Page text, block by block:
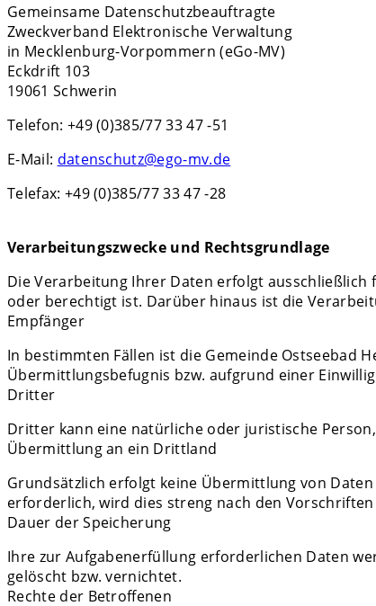
Gemeinsame Datenschutzbeauftragte
Zweckverband Elektronische Verwaltung
in Mecklenburg-Vorpommern (eGo-MV)
Eckdrift 103
19061 Schwerin
Telefon: +49 (0)385/77 33 47 -51
E-Mail: datenschutz@ego-mv.de
Telefax: +49 (0)385/77 33 47 -28
Verarbeitungszwecke und Rechtsgrundlage
Die Verarbeitung Ihrer Daten erfolgt
oder berechtigt ist. Darüber hinaus ist die
Empfänger
In bestimmten Fällen ist die Gemeinde
Übermittlungsbefugnis bzw. aufgrund einer
Dritter
Dritter kann eine natürliche oder juristische
Übermittlung an ein Drittland
Grundsätzlich erfolgt keine Übermittlung von
erforderlich, wird dies streng nach den
Dauer der Speicherung
Ihre zur Aufgabenerfüllung erforderlichen Daten
gelöscht bzw. vernichtet.
Rechte der Betroffenen